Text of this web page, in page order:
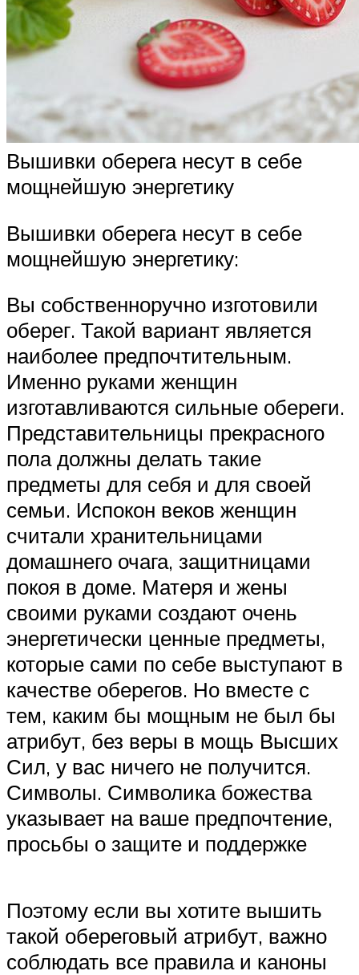
Вышивки оберега несут в себе
мощнейшую энергетику
Вышивки оберега несут в себе
мощнейшую энергетику:
Вы собственноручно изготовили
оберег. Такой вариант является
наиболее предпочтительным.
Именно руками женщин
изготавливаются сильные обереги.
Представительницы прекрасного
пола должны делать такие
предметы для себя и для своей
семьи. Испокон веков женщин
считали хранительницами
домашнего очага, защитницами
покоя в доме. Матеря и жены
своими руками создают очень
энергетически ценные предметы,
которые сами по себе выступают в
качестве оберегов. Но вместе с
тем, каким бы мощным не был бы
атрибут, без веры в мощь Высших
Сил, у вас ничего не получится.
Символы. Символика божества
указывает на ваше предпочтение,
просьбы о защите и поддержке
Поэтому если вы хотите вышить
такой обереговый атрибут, важно
соблюдать все правила и каноны